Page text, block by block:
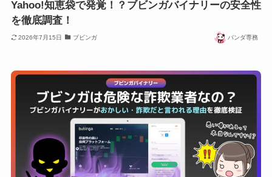
Yahoo!知恵袋で発覚！？ブビンガバイナリーの安全性
を徹底調査！
2026年7月15日 ブビンガ パンダ専務